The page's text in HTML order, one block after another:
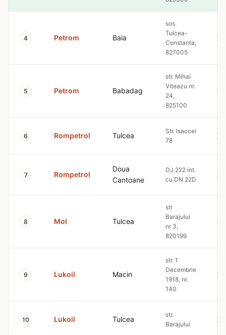
4 Petrom Baia
sos.
Tulcea-
Constanta,
827005
5 Petrom Babadag
str. Mihai
Viteazu nr.
24,
825100
6 Rompetrol Tulcea
Str. Isaccei
78
7 Rompetrol
Doua
Cantoane
DJ 222 int.
cu DN 22D
8 Mol Tulcea
str
Barajului
nr 3,
820199
9 Lukoil Macin
str. 1
Decembrie
1918, nr.
140
10 Lukoil Tulcea
str.
Barajului